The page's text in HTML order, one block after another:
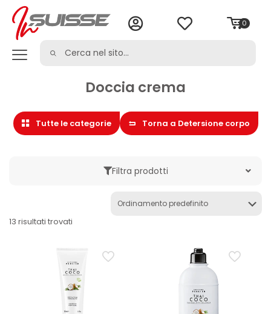
0
Doccia crema
Tutte le categorie Torna a Detersione corpo
Filtra prodotti
Bagno e sali da bagno
Cura della persona
Detergente corpo bio
Detergente corpo e capelli uomo
Detersione corpo
Doccia crema
Gel doccia
13 risultati trovati